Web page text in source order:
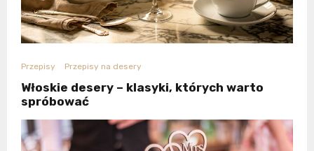
Przepisy Przepisy na desery
Włoskie desery – klasyki, których warto
spróbować